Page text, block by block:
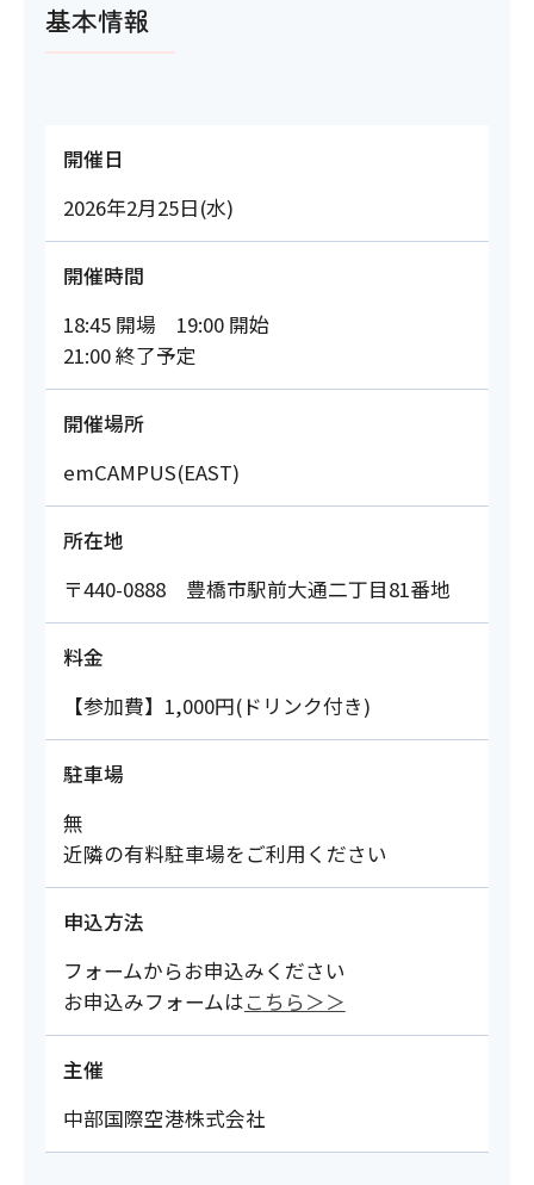
基本情報
開催日
2026年2月25日(水)
開催時間
18:45 開場 19:00 開始
21:00 終了予定
開催場所
emCAMPUS(EAST)
所在地
〒440-0888 豊橋市駅前大通二丁目81番地
料金
【参加費】1,000円(ドリンク付き)
駐車場
無
近隣の有料駐車場をご利用ください
申込方法
フォームからお申込みください
お申込みフォームはこちら＞＞
主催
中部国際空港株式会社